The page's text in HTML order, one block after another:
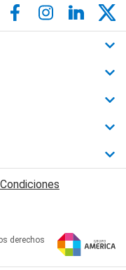
derechos